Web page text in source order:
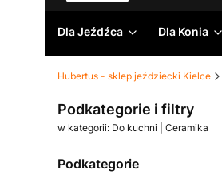
Dla Jeźdźca Dla Konia
Hubertus - sklep jeździecki Kielce
Podkategorie i filtry
w kategorii: Do kuchni | Ceramika
Podkategorie